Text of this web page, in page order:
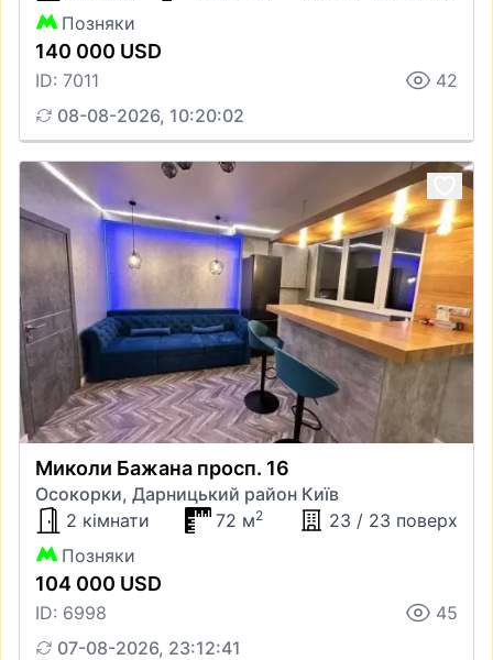
Позняки
140 000 USD
ID: 7011
42
08-08-2026, 10:20:02
Миколи Бажана просп. 16
Осокорки, Дарницький район Київ
2 кімнати
72 м2
23 / 23 поверх
Позняки
104 000 USD
ID: 6998
45
07-08-2026, 23:12:41